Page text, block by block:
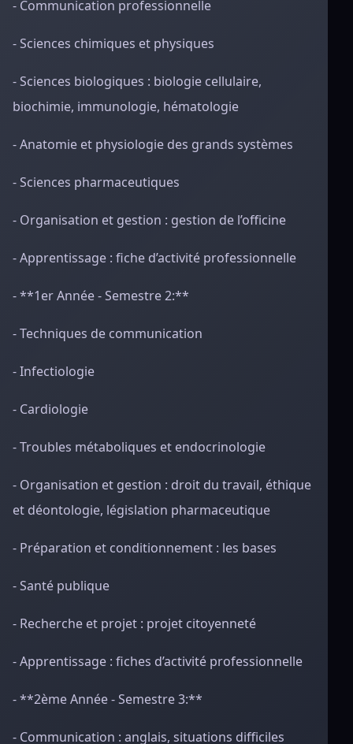
- Communication professionnelle
- Sciences chimiques et physiques
- Sciences biologiques : biologie cellulaire,
biochimie, immunologie, hématologie
- Anatomie et physiologie des grands systèmes
- Sciences pharmaceutiques
- Organisation et gestion : gestion de l’officine
- Apprentissage : fiche d’activité professionnelle
- **1er Année - Semestre 2:**
- Techniques de communication
- Infectiologie
- Cardiologie
- Troubles métaboliques et endocrinologie
- Organisation et gestion : droit du travail, éthique
et déontologie, législation pharmaceutique
- Préparation et conditionnement : les bases
- Santé publique
- Recherche et projet : projet citoyenneté
- Apprentissage : fiches d’activité professionnelle
- **2ème Année - Semestre 3:**
- Communication : anglais, situations difficiles